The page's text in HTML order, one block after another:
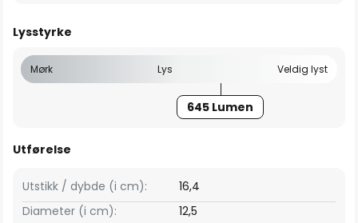
Lysstyrke
Mørk Lys Veldig lyst
645 Lumen
Utførelse
Utstikk / dybde (i cm):
16,4
Diameter (i cm):
12,5